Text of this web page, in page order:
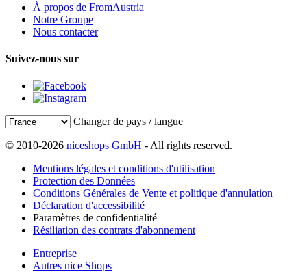
À propos de FromAustria
Notre Groupe
Nous contacter
Suivez-nous sur
Changer de pays / langue
© 2010-2026 niceshops GmbH - All rights reserved.
Mentions légales et conditions d'utilisation
Protection des Données
Conditions Générales de Vente et politique d'annulation
Déclaration d'accessibilité
Paramètres de confidentialité
Résiliation des contrats d'abonnement
Entreprise
Autres nice Shops